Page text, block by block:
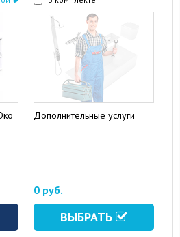
Дополнительные услуги
0 руб.
ВЫБРАТЬ